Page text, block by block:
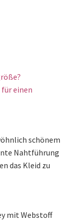
einen
schönem
Nahtführung
das Kleid zu
mit Webstoff